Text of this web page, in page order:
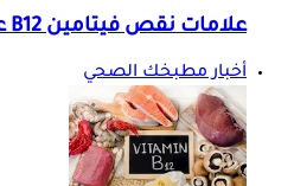
علامات نقص فيتامين B12 على الأظافر- 9 أعراض لا تتجاهلها
أخبار مطبخك الصحي